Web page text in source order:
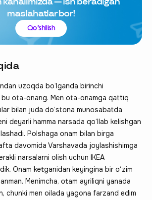
maslahatlar bor!
Qo‘shilish
uzoqda bo‘lganda birinchi
bu ota-onang. Men ota-onamga qattiq
bilan juda do‘stona munosabatda
deyarli hamma narsada qo‘llab kelishgan
Polshaga onam bilan birga
davomida Varshavada joylashishimga
narsalarni olish uchun IKEA
Onam ketganidan keyingina bir o‘zim
Menimcha, otam ayriliqni yanada
chunki men oilada yagona farzand edim